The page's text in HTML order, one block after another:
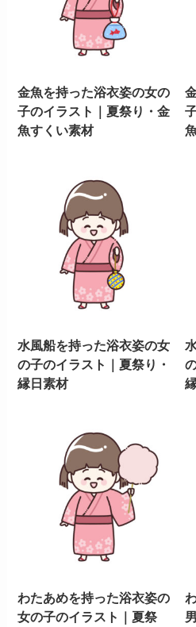
金魚を持った浴衣姿の女の
子のイラスト｜夏祭り・金
魚すくい素材
水風船を持った浴衣姿の女
の子のイラスト｜夏祭り・
縁日素材
わたあめを持った浴衣姿の
女の子のイラスト｜夏祭